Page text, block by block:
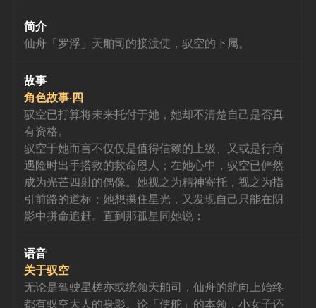
简介
仙舟「罗浮」天舶司的接渡使，驭空的下属。
故事
角色故事·四
驭空已打算将未来托付于她，她却不清楚自己是否真
有资格。
驭空于她而言不仅仅是值得信赖的上级、又或是行商
遇险时出手搭救的救命恩人；在她心中，驭空已俨然
成为光芒四射的偶像。她视之为精神寄托，视之为指
引前路的道标；她想攥住星光，又发现自己只能在阴
影中拼命追赶。直到那孤星同她说：
语音
关于驭空
无论是驾驶星槎亦或统领天舶司，仙舟的航向上始终
都有驭空大人的身影。论「使舵」的本领，小女子还